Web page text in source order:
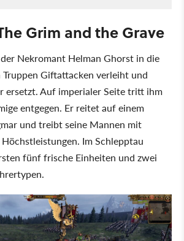
Grim and the Grave
Nekromant Helman Ghorst in die
Giftattacken verleiht und
ersetzt. Auf imperialer Seite tritt ihm
entgegen. Er reitet auf einem
und treibt seine Mannen mit
Im Schlepptau
fünf frische Einheiten und zwei